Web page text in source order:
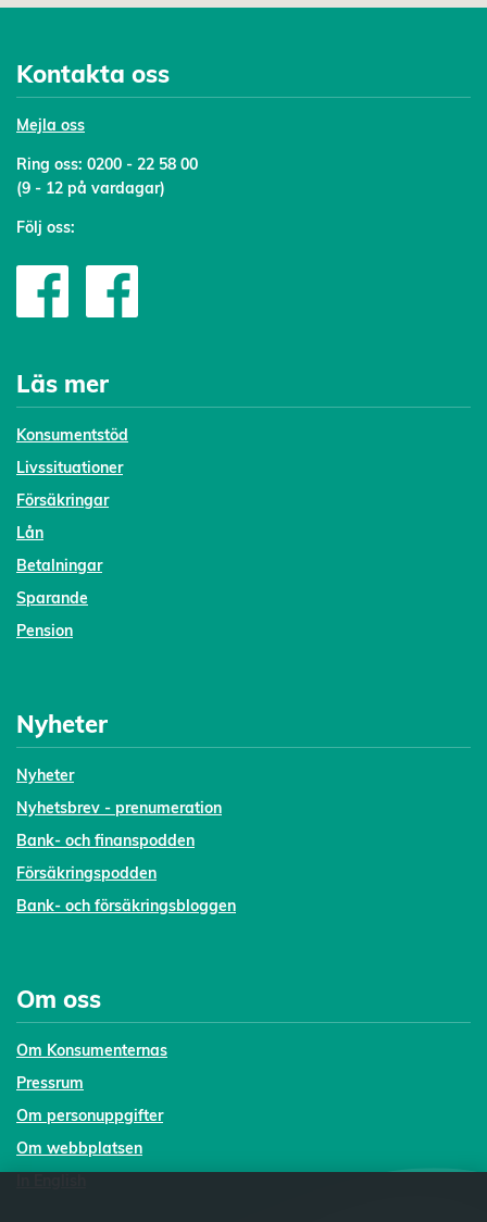
Kontakta oss
Mejla oss
Ring oss: 0200 - 22 58 00
(9 - 12 på vardagar)
Följ oss:
Läs mer
Konsumentstöd
Livssituationer
Försäkringar
Lån
Betalningar
Sparande
Pension
Nyheter
Nyheter
Nyhetsbrev - prenumeration
Bank- och finanspodden
Försäkringspodden
Bank- och försäkringsbloggen
Om oss
Om Konsumenternas
Pressrum
Om personuppgifter
Om webbplatsen